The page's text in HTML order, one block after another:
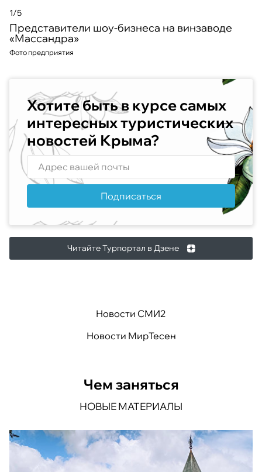
1/5
Представители шоу-бизнеса на винзаводе
«Массандра»
Фото предприятия
Хотите быть в курсе самых
интересных туристических
новостей Крыма?
Подписаться
Читайте Турпортал в Дзене
Новости СМИ2
Новости МирТесен
Чем заняться
НОВЫЕ МАТЕРИАЛЫ